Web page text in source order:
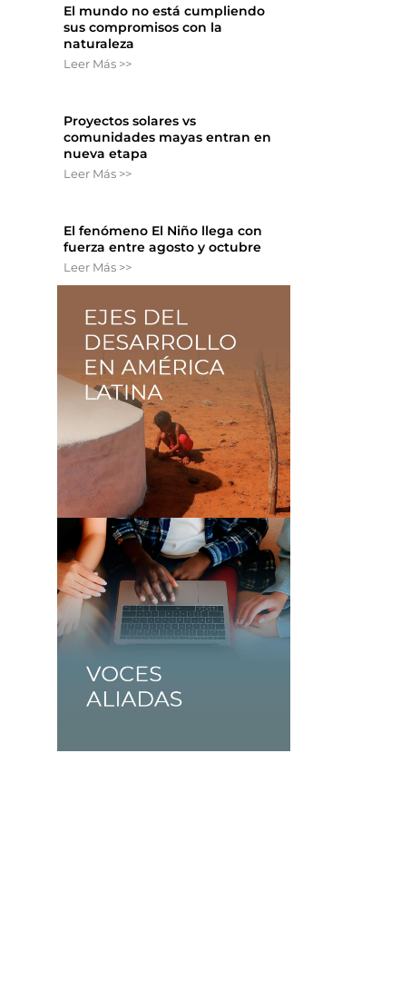
El mundo no está cumpliendo
sus compromisos con la
naturaleza
Leer Más >>
Proyectos solares vs
comunidades mayas entran en
nueva etapa
Leer Más >>
El fenómeno El Niño llega con
fuerza entre agosto y octubre
Leer Más >>